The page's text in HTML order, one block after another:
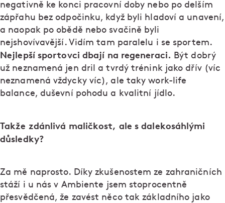
negativně ke konci pracovní doby nebo po delším
zápřahu bez odpočinku, když byli hladoví a unavení,
a naopak po obědě nebo svačině byli
nejshovívavější. Vidím tam paralelu i se sportem.
Nejlepší sportovci dbají na regeneraci. Být dobrý
už neznamená jen dril a tvrdý trénink jako dřív (víc
neznamená vždycky víc), ale taky work-life
balance, duševní pohodu a kvalitní jídlo.
Takže zdánlivá maličkost, ale s dalekosáhlými
důsledky?
Za mě naprosto. Díky zkušenostem ze zahraničních
stáží i u nás v Ambiente jsem stoprocentně
přesvědčená, že zavést něco tak základního jako